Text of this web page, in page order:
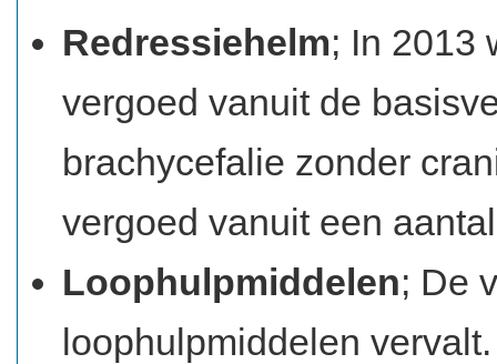
Redressiehelm; In 2013
vergoed vanuit de
brachycefalie zonder
vergoed vanuit een
Loophulpmiddelen; De
loophulpmiddelen